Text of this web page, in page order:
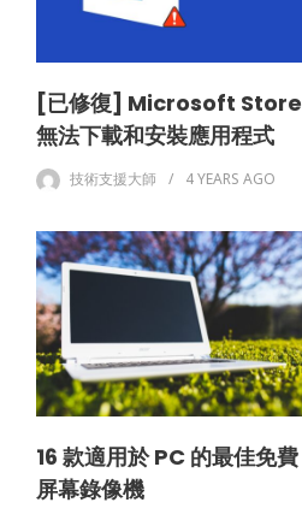
[已修復] Microsoft Store
無法下載和安裝應用程式
技術支援大師 4 YEARS AGO
16 款適用於 PC 的最佳免費
屏幕錄像機